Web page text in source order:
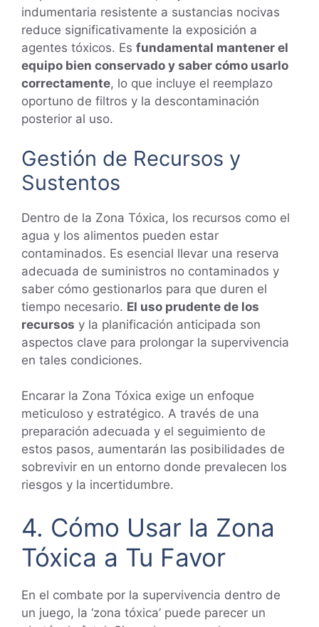
indumentaria resistente a sustancias nocivas
reduce significativamente la exposición a
agentes tóxicos. Es fundamental mantener el
equipo bien conservado y saber cómo usarlo
correctamente, lo que incluye el reemplazo
oportuno de filtros y la descontaminación
posterior al uso.
Gestión de Recursos y
Sustentos
Dentro de la Zona Tóxica, los recursos como el
agua y los alimentos pueden estar
contaminados. Es esencial llevar una reserva
adecuada de suministros no contaminados y
saber cómo gestionarlos para que duren el
tiempo necesario. El uso prudente de los
recursos y la planificación anticipada son
aspectos clave para prolongar la supervivencia
en tales condiciones.
Encarar la Zona Tóxica exige un enfoque
meticuloso y estratégico. A través de una
preparación adecuada y el seguimiento de
estos pasos, aumentarán las posibilidades de
sobrevivir en un entorno donde prevalecen los
riesgos y la incertidumbre.
4. Cómo Usar la Zona
Tóxica a Tu Favor
En el combate por la supervivencia dentro de
un juego, la ‘zona tóxica’ puede parecer un